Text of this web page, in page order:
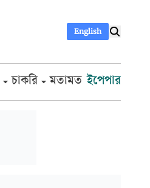
English
চাকরি মতামত ইপেপার